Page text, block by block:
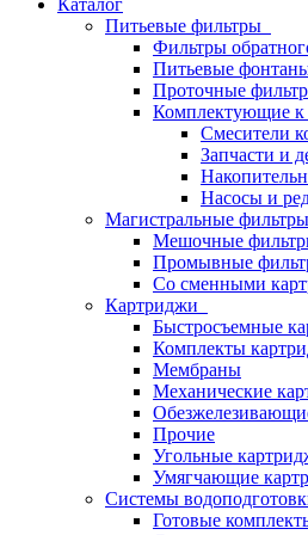
Каталог
Питьевые фильтры
Фильтры
Питьевые
Проточные
Комплектующие к
Смесители
Запчасти и
Насосы и
Магистральные фильтры
Мешочные
Промывные
Со сменными
Картриджи
Быстросъемные
Комплекты
Мембраны
Механические
Прочие
Угольные
Умягчающие
Системы
Готовые